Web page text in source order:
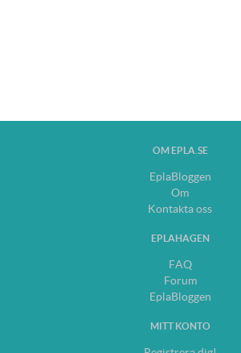
OM EPLA.SE
EplaBloggen
Om
Kontakta oss
EPLAHAGEN
FAQ
Forum
EplaBloggen
MITT KONTO